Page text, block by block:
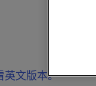
英文版本。